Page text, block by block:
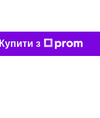
Купити з